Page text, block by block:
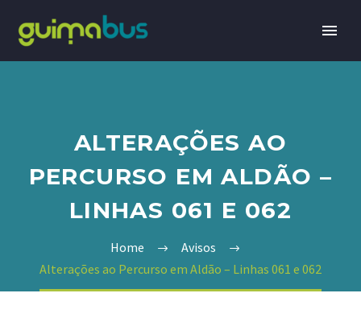
ALTERAÇÕES AO
PERCURSO EM ALDÃO –
LINHAS 061 E 062
Home
Avisos
Alterações ao Percurso em Aldão – Linhas 061 e 062